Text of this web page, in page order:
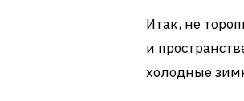
Итак, не
и
холодные